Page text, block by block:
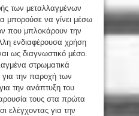
των μεταλλαγμένων
μπορούσε να γίνει μέσω
που μπλοκάρουν την
ενδιαφέρουσα χρήση
ως διαγνωστικό μέσο.
στρωματικά
για την παροχή των
την ανάπτυξη του
τους στα πρώτα
ελέγχοντας για την